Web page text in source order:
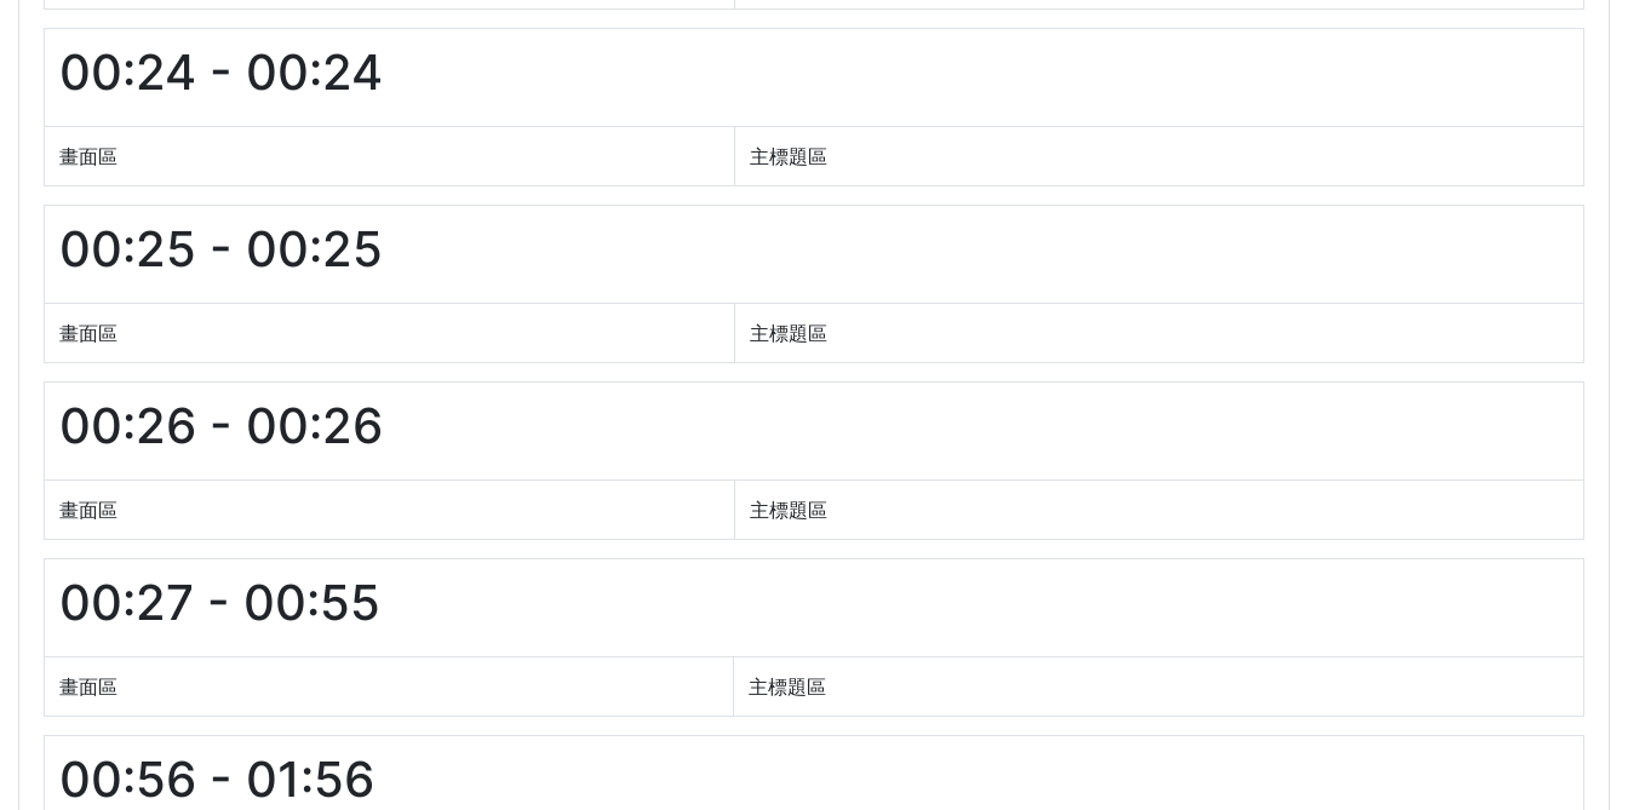
00:24 - 00:24
畫面區 主標題區
00:25 - 00:25
畫面區 主標題區
00:26 - 00:26
畫面區 主標題區
00:27 - 00:55
畫面區 主標題區
00:56 - 01:56